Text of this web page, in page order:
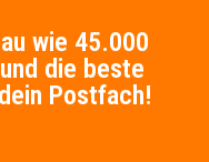
wie 45.000
die beste
Postfach!